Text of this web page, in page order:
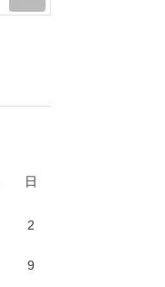
日
2
9